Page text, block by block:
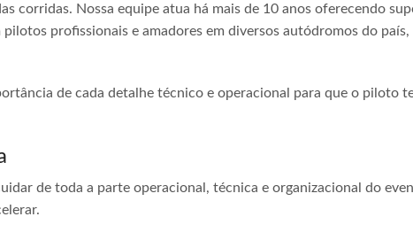
corridas. Nossa equipe atua há mais de 10 anos oferecendo
profissionais e amadores em diversos autódromos do
de cada detalhe técnico e operacional para que o piloto
de toda a parte operacional, técnica e organizacional do